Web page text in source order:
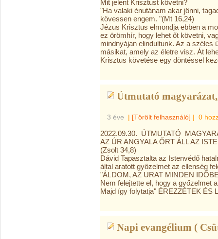
Mit jelent Krisztust követni?
"Ha valaki énutánam akar jönni,
kövessen engem. "(Mt 16,24)
Jézus Krisztus elmondja ebben a
ez örömhír, hogy lehet őt követni,
mindnyájan elindultunk. Az a széles
másikat, amely az életre visz. Át
Krisztus követése egy döntéssel
Útmutató
3 éve | [Törölt felhasználó] | 0
2022.09.30. ÚTMUTATÓ
AZ ÚR ANGYALA ŐRT ÁLL AZ
(Zsolt 34,8)
Dávid Tapasztalta az Istenvédő
által aratott győzelmet az ellenség
"ÁLDOM, AZ URAT MINDEN
Nem felejtette el, hogy a győzelmet
Majd így folytatja" ÉREZZÉTEK ÉS
Napi evangélium (